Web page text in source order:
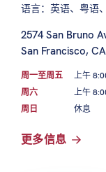
语言：英语、粤语
2574 San Bruno
San Francisco,
周一至周五
上午
周六
上午
周日
休息
更多信息